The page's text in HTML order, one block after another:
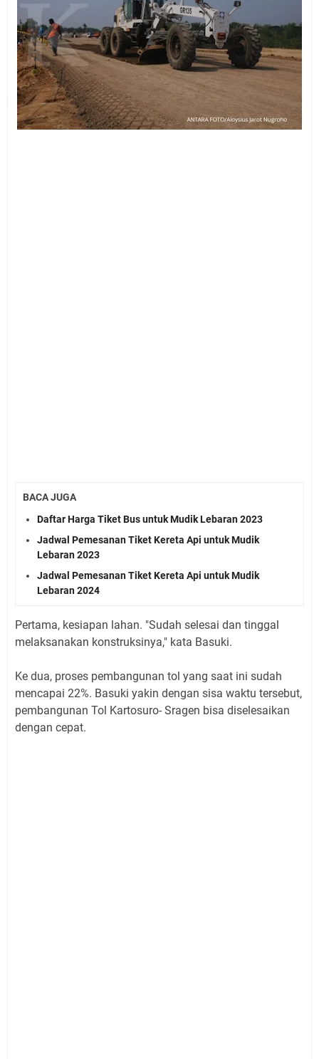
BACA JUGA
Daftar Harga Tiket Bus untuk Mudik Lebaran 2023
Jadwal Pemesanan Tiket Kereta Api untuk Mudik
Lebaran 2023
Jadwal Pemesanan Tiket Kereta Api untuk Mudik
Lebaran 2024
Pertama, kesiapan lahan. "Sudah selesai dan tinggal
melaksanakan konstruksinya," kata Basuki.
Ke dua, proses pembangunan tol yang saat ini sudah
mencapai 22%. Basuki yakin dengan sisa waktu tersebut,
pembangunan Tol Kartosuro- Sragen bisa diselesaikan
dengan cepat.